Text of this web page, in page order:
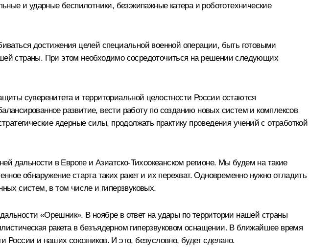
и ударные беспилотники, безэкипажные катера и робототехнические
достижения целей специальной военной операции, быть готовыми
страны. При этом необходимо сосредоточиться на решении следующих
суверенитета и территориальной целостности России остаются
развитие, вести работу по созданию новых систем и комплексов
ядерные силы, продолжать практику проведения учений с отработкой
дальности в Европе и Азиатско-Тихоокеанском регионе. Мы будем на такие
обнаружение старта таких ракет и их перехват. Одновременно нужно отладить
систем, в том числе и гиперзвуковых.
«Орешник». В ноябре в ответ на удары по территории нашей страны
ракета в безъядерном гиперзвуковом оснащении. В ближайшее время
России и наших союзников. И это, безусловно, будет сделано.